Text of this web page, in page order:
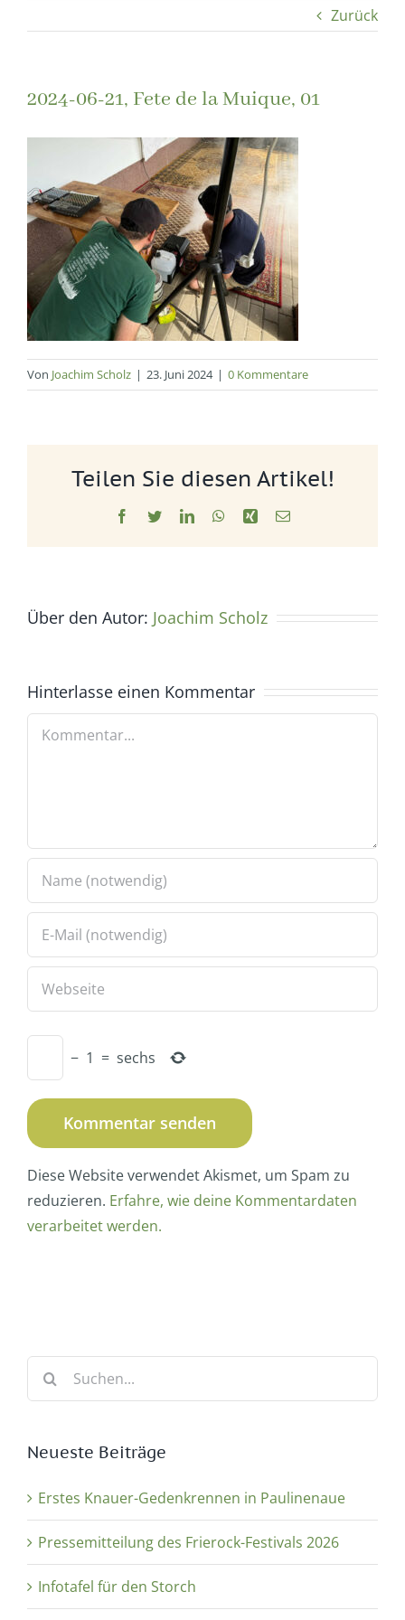
Zurück
2024-06-21, Fete de la Muique, 01
Von Joachim Scholz | 23. Juni 2024 | 0 Kommentare
Teilen Sie diesen Artikel!
Facebook
TwitterLinkedInWhatsApp
Xing E-
Über den Autor: Joachim Scholz
Hinterlasse einen Kommentar
Kommentar
− 1 = sechs
Diese Website verwendet Akismet, um Spam zu
reduzieren. Erfahre, wie deine Kommentardaten
verarbeitet werden.
Suche
Neueste Beiträge
Erstes Knauer-Gedenkrennen in Paulinenaue
Pressemitteilung des Frierock-Festivals 2026
Infotafel für den Storch